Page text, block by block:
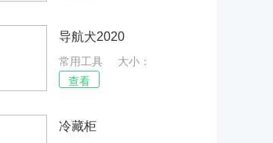
导航犬2020
常用工具
大小：
87.59MB
查看
冷藏柜